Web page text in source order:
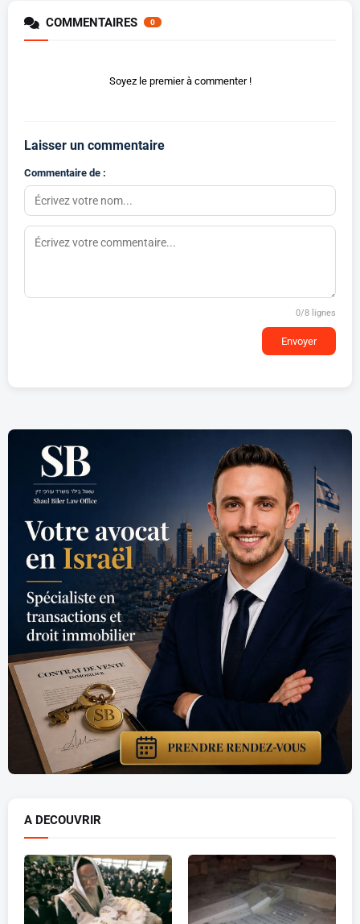
COMMENTAIRES 0
Soyez le premier à commenter !
Laisser un commentaire
Commentaire de :
0/8 lignes
Envoyer
A DECOUVRIR